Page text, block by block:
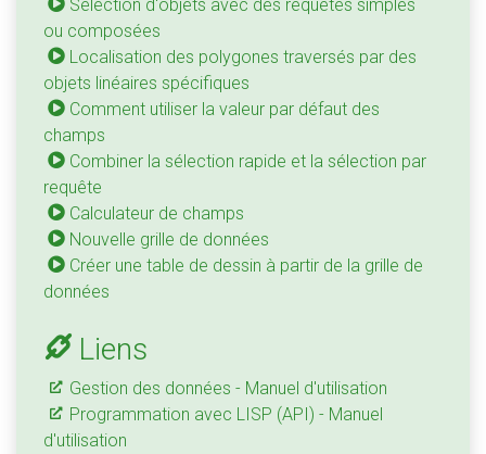
Sélection d'objets avec des requêtes simples
ou composées
Localisation des polygones traversés par des
objets linéaires spécifiques
Comment utiliser la valeur par défaut des
champs
Combiner la sélection rapide et la sélection par
requête
Calculateur de champs
Nouvelle grille de données
Créer une table de dessin à partir de la grille de
données
Liens
Gestion des données - Manuel d'utilisation
Programmation avec LISP (API) - Manuel
d'utilisation